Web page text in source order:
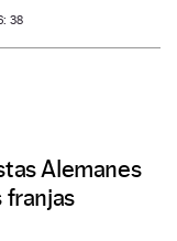
38
Alemanes
franjas